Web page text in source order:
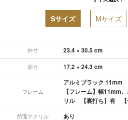
Sサイズ Mサイズ
外寸 23.4 × 30.5 cm
画寸 17.2 × 24.3 cm
フレーム
アルミブラック 11mm
【フレーム】幅11mm
リル 【裏打ち】有 【
前面アクリル あり